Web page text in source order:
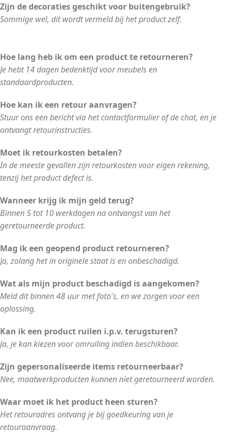
Zijn de decoraties geschikt voor buitengebruik?
Sommige wel, dit wordt vermeld bij het product zelf.
Hoe lang heb ik om een product te retourneren?
Je hebt 14 dagen bedenktijd voor meubels en
standaardproducten.
Hoe kan ik een retour aanvragen?
Stuur ons een bericht via het contactformulier of de chat, en je
ontvangt retourinstructies.
Moet ik retourkosten betalen?
In de meeste gevallen zijn retourkosten voor eigen rekening,
tenzij het product defect is.
Wanneer krijg ik mijn geld terug?
Binnen 5 tot 10 werkdagen na ontvangst van het
geretourneerde product.
Mag ik een geopend product retourneren?
Ja, zolang het in originele staat is en onbeschadigd.
Wat als mijn product beschadigd is aangekomen?
Meld dit binnen 48 uur met foto's, en we zorgen voor een
oplossing.
Kan ik een product ruilen i.p.v. terugsturen?
Ja, je kan kiezen voor omruiling indien beschikbaar.
Zijn gepersonaliseerde items retourneerbaar?
Nee, maatwerkproducten kunnen niet geretourneerd worden.
Waar moet ik het product heen sturen?
Het retouradres ontvang je bij goedkeuring van je
retouraanvraag.